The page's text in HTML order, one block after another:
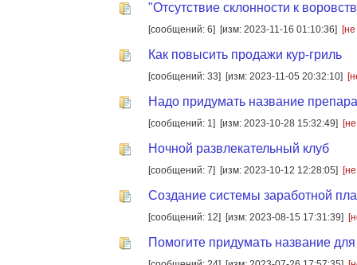
"Отсутствие склонности к
[сообщений: 6] [изм: 2023-11-16 01:10:36]
Как повысить продажи кур-гриль
[сообщений: 33] [изм: 2023-11-05 20:32:10]
Надо придумать название
[сообщений: 1] [изм: 2023-10-28 15:32:49]
Ночной развлекательный клуб
[сообщений: 7] [изм: 2023-10-12 12:28:05]
Создание системы заработной
[сообщений: 12] [изм: 2023-08-15 17:31:39]
Помогите придумать название